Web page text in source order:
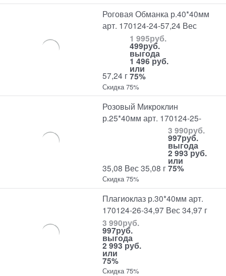
Роговая Обманка р.40*40мм
арт. 170124-24-57,24 Вес
57,24 г
1 995руб.
499руб.
выгода
1 496 руб.
или
75%
Скидка 75%
Розовый Микроклин
р.25*40мм арт. 170124-25-
35,08 Вес 35,08 г
3 990руб.
997руб.
выгода
2 993 руб.
или
75%
Скидка 75%
Плагиоклаз р.30*40мм арт.
170124-26-34,97 Вес 34,97 г
3 990руб.
997руб.
выгода
2 993 руб.
или
75%
Скидка 75%